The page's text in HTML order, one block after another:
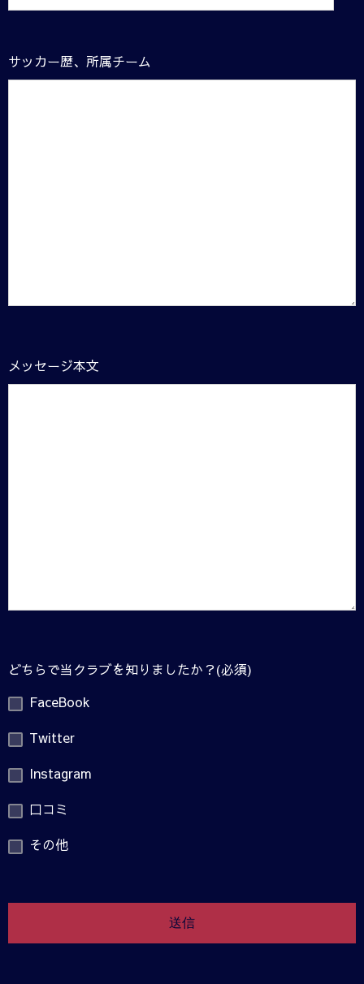
サッカー歴、所属チーム
メッセージ本文
どちらで当クラブを知りましたか？(必須)
FaceBook
Twitter
Instagram
口コミ
その他